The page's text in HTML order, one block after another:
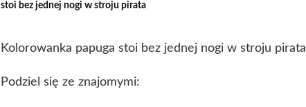
stoi bez jednej nogi w stroju pirata
Kolorowanka papuga stoi bez jednej nogi w stroju pirata
Podziel się ze znajomymi: